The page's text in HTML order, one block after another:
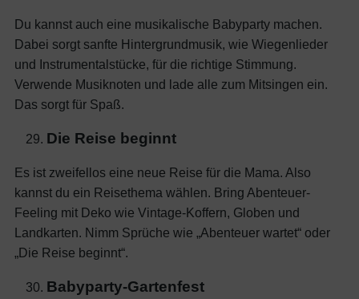
Du kannst auch eine musikalische Babyparty machen.
Dabei sorgt sanfte Hintergrundmusik, wie Wiegenlieder
und Instrumentalstücke, für die richtige Stimmung.
Verwende Musiknoten und lade alle zum Mitsingen ein.
Das sorgt für Spaß.
Die Reise beginnt
Es ist zweifellos eine neue Reise für die Mama. Also
kannst du ein Reisethema wählen. Bring Abenteuer-
Feeling mit Deko wie Vintage-Koffern, Globen und
Landkarten. Nimm Sprüche wie „Abenteuer wartet“ oder
„Die Reise beginnt“.
Babyparty-Gartenfest